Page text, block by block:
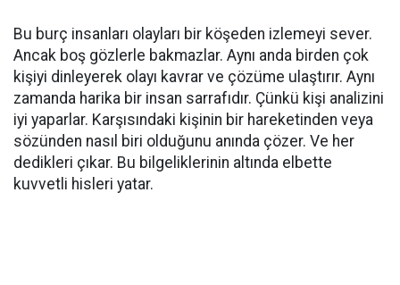
Bu burç insanları olayları bir köşeden izlemeyi sever.
Ancak boş gözlerle bakmazlar. Aynı anda birden çok
kişiyi dinleyerek olayı kavrar ve çözüme ulaştırır. Aynı
zamanda harika bir insan sarrafıdır. Çünkü kişi analizini
iyi yaparlar. Karşısındaki kişinin bir hareketinden veya
sözünden nasıl biri olduğunu anında çözer. Ve her
dedikleri çıkar. Bu bilgeliklerinin altında elbette
kuvvetli hisleri yatar.